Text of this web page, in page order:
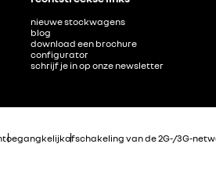
nieuwe stockwagens
blog
download een brochure
configurator
schrijf je in op onze newsletter
toegangkelijkafschakeling van de 2G-/3G-